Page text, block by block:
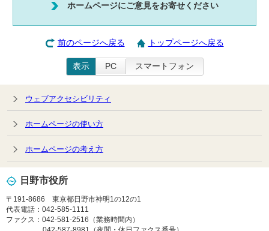
ホームページにご意見をお寄せください
前のページへ戻る トップページへ戻る
表示 PC スマートフォン
ウェブアクセシビリティ
ホームページの使い方
ホームページの考え方
日野市役所
〒191-8686 東京都日野市神明1の12の1
代表電話：042-585-1111
ファクス：042-581-2516（業務時間内）